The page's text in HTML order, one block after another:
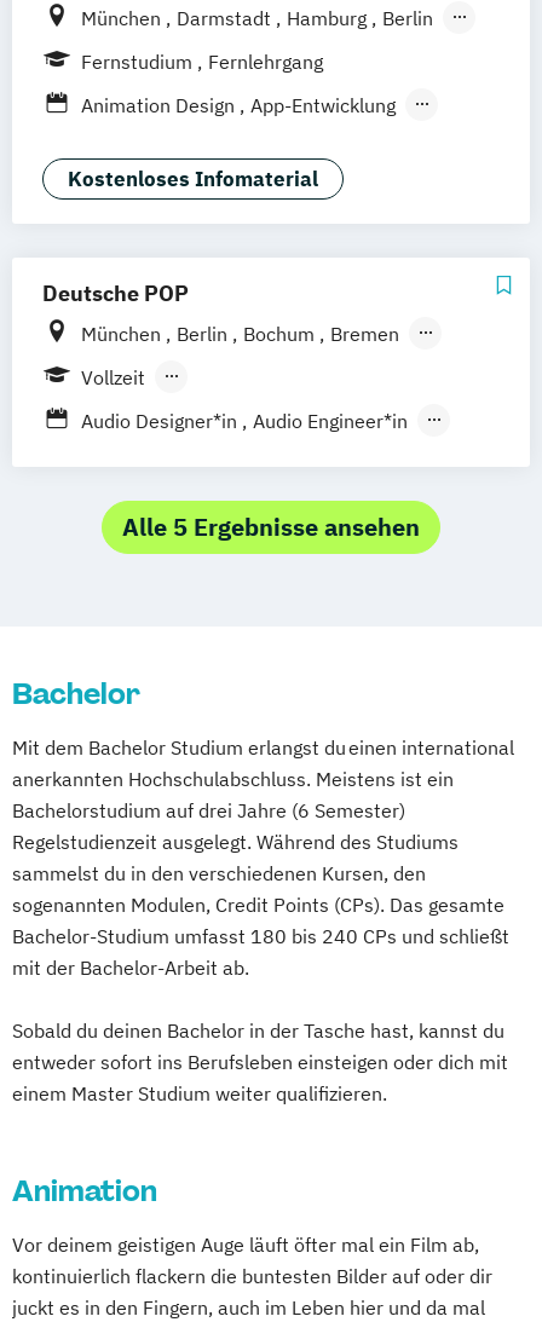
München Darmstadt Hamburg
Berlin
Hannover
Bonn Nürnberg
Zürich Rostock Dortmund
Fernstudium
Fernlehrgang
Animation Design
App-Entwicklung
Game Development Industriedesign
Kommunikationsdesign
Kostenloses Infomaterial
Deutsche POP
München Berlin Bochum
Bremen
Dresden
Stuttgart
Vollzeit
Berufsbegleitendes Präsenzstudium
Audio Designer*in
Audio Engineer*in
Film and Media Production
Foto- & Mediendesigner*in
Graphic Design
Media Reporter Mediendesigner*in
Medienmanager*in Moderator*in
Moderator*in & Redakteur*in
Music Management
Music and Audio Production
Musik Designer*in Musikproduzent*in
Photography Tonmeister*in
Alle 5 Ergebnisse ansehen
Bachelor
Mit dem Bachelor Studium erlangst du einen international
anerkannten Hochschulabschluss. Meistens ist ein
Bachelorstudium auf drei Jahre (6 Semester)
Regelstudienzeit ausgelegt. Während des Studiums
sammelst du in den verschiedenen Kursen, den
sogenannten Modulen, Credit Points (CPs). Das gesamte
Bachelor-Studium umfasst 180 bis 240 CPs und schließt
mit der Bachelor-Arbeit ab.
Sobald du deinen Bachelor in der Tasche hast, kannst du
entweder sofort ins Berufsleben einsteigen oder dich mit
einem Master Studium weiter qualifizieren.
Animation
Vor deinem geistigen Auge läuft öfter mal ein Film ab,
kontinuierlich flackern die buntesten Bilder auf oder dir
juckt es in den Fingern, auch im Leben hier und da mal